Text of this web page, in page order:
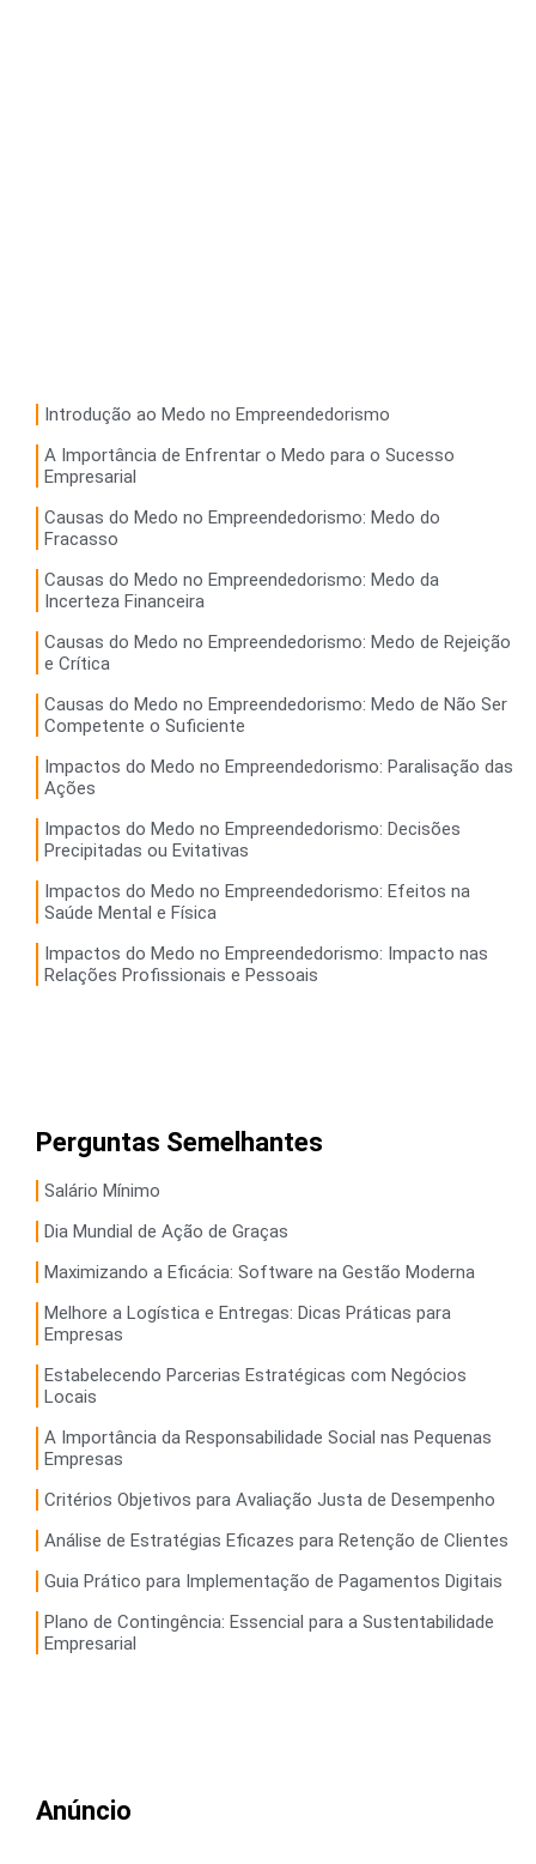
Introdução ao Medo no Empreendedorismo
A Importância de Enfrentar o Medo para o Sucesso
Empresarial
Causas do Medo no Empreendedorismo: Medo do
Fracasso
Causas do Medo no Empreendedorismo: Medo da
Incerteza Financeira
Causas do Medo no Empreendedorismo: Medo de Rejeição
e Crítica
Causas do Medo no Empreendedorismo: Medo de Não Ser
Competente o Suficiente
Impactos do Medo no Empreendedorismo: Paralisação das
Ações
Impactos do Medo no Empreendedorismo: Decisões
Precipitadas ou Evitativas
Impactos do Medo no Empreendedorismo: Efeitos na
Saúde Mental e Física
Impactos do Medo no Empreendedorismo: Impacto nas
Relações Profissionais e Pessoais
Perguntas Semelhantes
Salário Mínimo
Dia Mundial de Ação de Graças
Maximizando a Eficácia: Software na Gestão Moderna
Melhore a Logística e Entregas: Dicas Práticas para
Empresas
Estabelecendo Parcerias Estratégicas com Negócios
Locais
A Importância da Responsabilidade Social nas Pequenas
Empresas
Critérios Objetivos para Avaliação Justa de Desempenho
Análise de Estratégias Eficazes para Retenção de Clientes
Guia Prático para Implementação de Pagamentos Digitais
Plano de Contingência: Essencial para a Sustentabilidade
Empresarial
Anúncio